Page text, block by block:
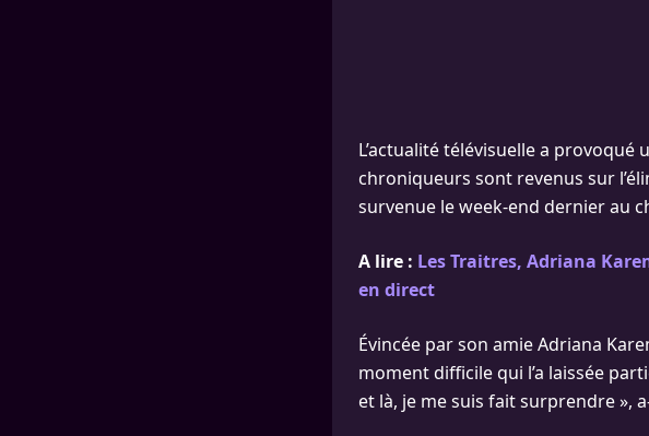
L’actualité télévisuelle a
chroniqueurs sont revenus sur
survenue le week-end dernier au
A lire : Les Traitres, Adriana
en direct
Évincée par son amie Adriana
moment difficile qui l’a laissée
et là, je me suis fait surprendre »,